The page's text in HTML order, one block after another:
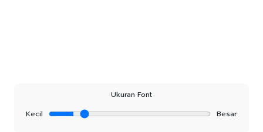
Ukuran Font
Kecil
Besar